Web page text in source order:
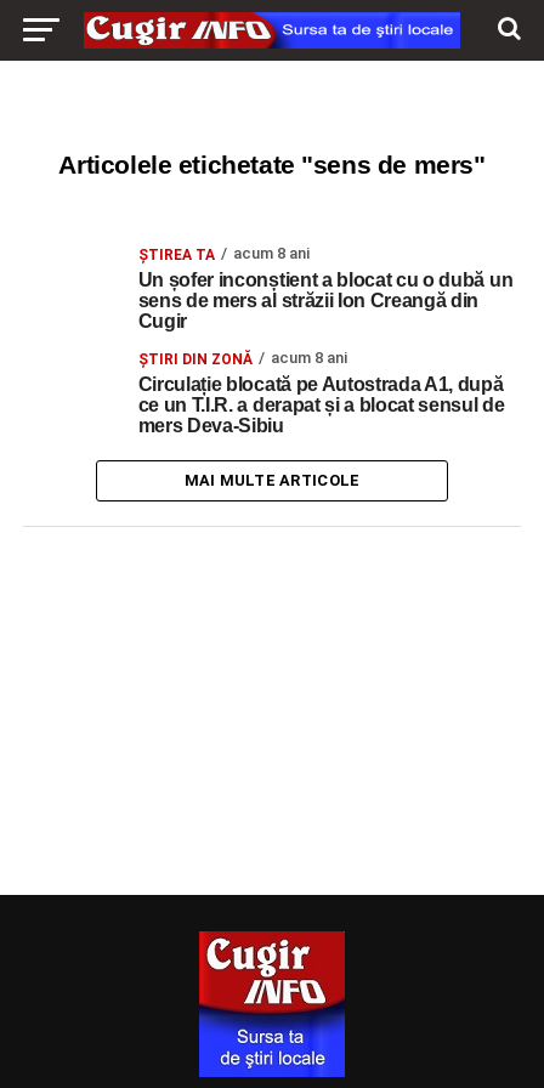
Articolele etichetate "sens de mers"
ȘTIREA TA acum 8 ani
Un șofer inconștient a blocat cu o dubă un
sens de mers al străzii Ion Creangă din
Cugir
ŞTIRI DIN ZONĂ acum 8 ani
Circulație blocată pe Autostrada A1, după
ce un T.I.R. a derapat și a blocat sensul de
mers Deva-Sibiu
MAI MULTE ARTICOLE